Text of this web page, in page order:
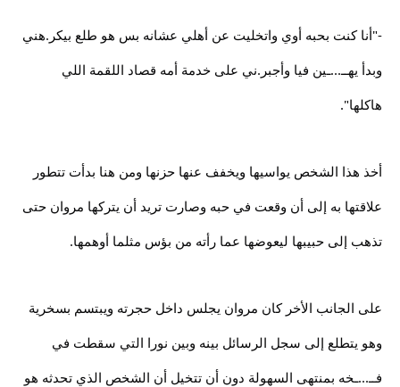
-"أنا كنت بحبه أوي واتخليت عن أهلي عشانه بس هو طلع بيكر.هني
وبدأ يهــ...ـين فيا وأجبر.ني على خدمة أمه قصاد اللقمة اللي
هاكلها".
أخذ هذا الشخص يواسيها ويخفف عنها حزنها ومن هنا بدأت تتطور
علاقتها به إلى أن وقعت في حبه وصارت تريد أن يتركها مروان حتى
تذهب إلى حبيبها ليعوضها عما رأته من بؤس مثلما أوهمها.
على الجانب الأخر كان مروان يجلس داخل حجرته ويبتسم بسخرية
وهو يتطلع إلى سجل الرسائل بينه وبين نورا التي سقطت في
فــ...ـخه بمنتهى السهولة دون أن تتخيل أن الشخص الذي تحدثه هو